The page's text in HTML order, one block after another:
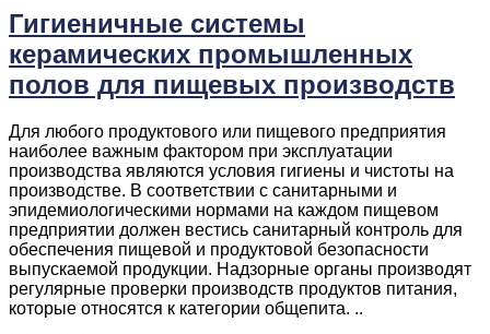
Гигиеничные системы
керамических промышленных
полов для пищевых производств
Для любого продуктового или пищевого предприятия
наиболее важным фактором при эксплуатации
производства являются условия гигиены и чистоты на
производстве. В соответствии с санитарными и
эпидемиологическими нормами на каждом пищевом
предприятии должен вестись санитарный контроль для
обеспечения пищевой и продуктовой безопасности
выпускаемой продукции. Надзорные органы производят
регулярные проверки производств продуктов питания,
которые относятся к категории общепита. ..